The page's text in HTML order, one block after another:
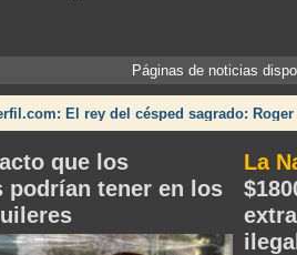
Páginas de noticias
El rey del césped sagrado:
que los
podrían tener en los
La